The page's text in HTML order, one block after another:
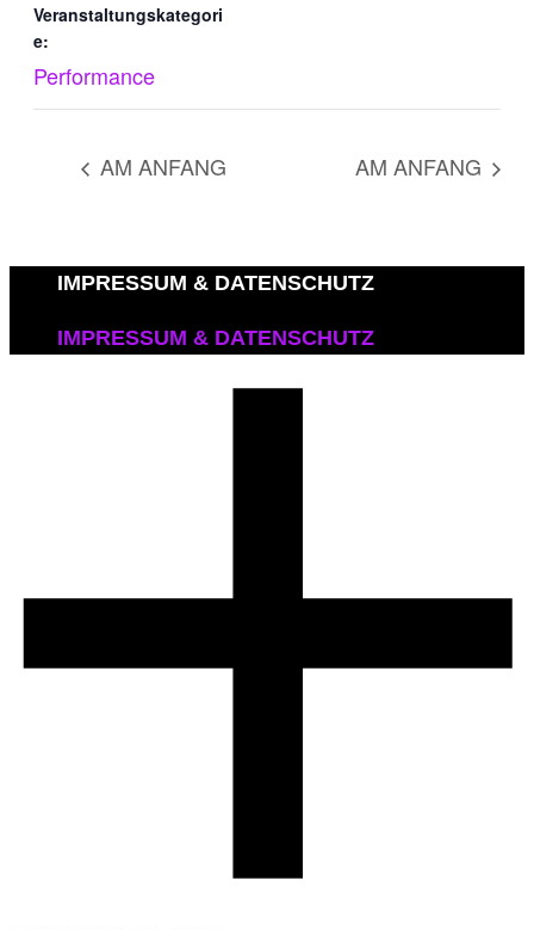
Veranstaltungskategori
e:
Performance
AM ANFANG AM ANFANG
IMPRESSUM & DATENSCHUTZ
IMPRESSUM & DATENSCHUTZ